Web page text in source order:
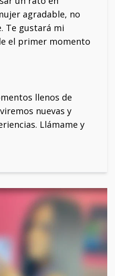
agradable, no
Te gustará mi
el primer momento
llenos de
nuevas y
Llámame y